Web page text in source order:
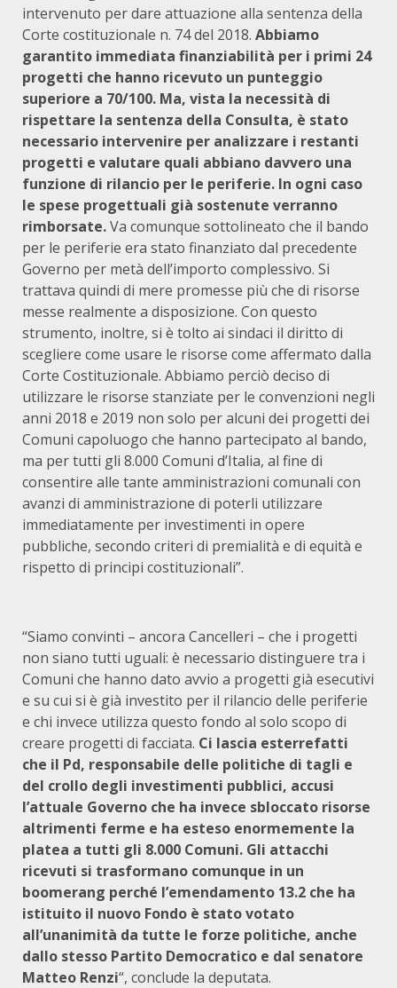
intervenuto per dare attuazione alla sentenza della
Corte costituzionale n. 74 del 2018. Abbiamo
garantito immediata finanziabilità per i primi 24
progetti che hanno ricevuto un punteggio
superiore a 70/100. Ma, vista la necessità di
rispettare la sentenza della Consulta, è stato
necessario intervenire per analizzare i restanti
progetti e valutare quali abbiano davvero una
funzione di rilancio per le periferie. In ogni caso
le spese progettuali già sostenute verranno
rimborsate.Va comunque sottolineato che il bando
per le periferie era stato finanziato dal precedente
Governo per metà dell’importo complessivo. Si
trattava quindi di mere promesse più che di risorse
messe realmente a disposizione. Con questo
strumento, inoltre, si è tolto ai sindaci il diritto di
scegliere come usare le risorse come affermato dalla
Corte Costituzionale. Abbiamo perciò deciso di
utilizzare le risorse stanziate per le convenzioni negli
anni 2018 e 2019 non solo per alcuni dei progetti dei
Comuni capoluogo che hanno partecipato al bando,
ma per tutti gli 8.000 Comuni d’Italia, al fine di
consentire alle tante amministrazioni comunali con
avanzi di amministrazione di poterli utilizzare
immediatamente per investimenti in opere
pubbliche, secondo criteri di premialità e di equità e
rispetto di principi costituzionali”.
“Siamo convinti – ancora Cancelleri – che i progetti
non siano tutti uguali: è necessario distinguere tra i
Comuni che hanno dato avvio a progetti già esecutivi
e su cui si è già investito per il rilancio delle periferie
e chi invece utilizza questo fondo al solo scopo di
creare progetti di facciata. Ci lascia esterrefatti
che il Pd, responsabile delle politiche di tagli e
del crollo degli investimenti pubblici, accusi
l’attuale Governo che ha invece sbloccato risorse
altrimenti ferme e ha esteso enormemente la
platea a tutti gli 8.000 Comuni. Gli attacchi
ricevuti si trasformano comunque in un
boomerang perché l’emendamento 13.2 che ha
istituito il nuovo Fondo è stato votato
all’unanimità da tutte le forze politiche, anche
dallo stesso Partito Democratico e dal senatore
Matteo Renzi“, conclude la deputata.